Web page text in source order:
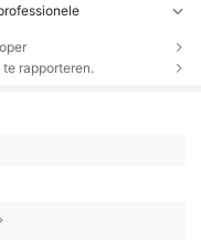
rapporteren.